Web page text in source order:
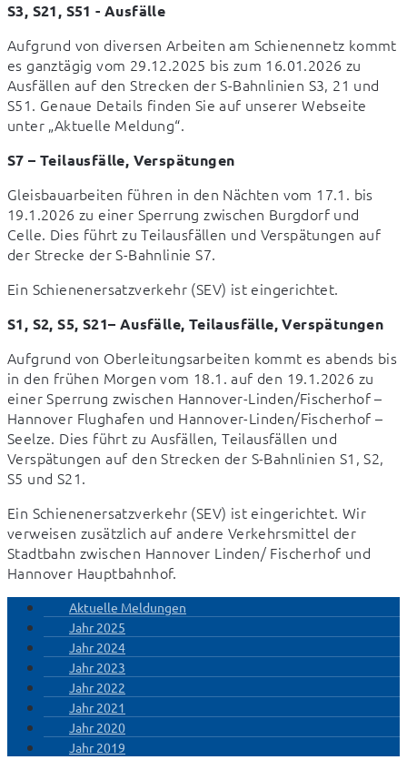
S3, S21, S51 - Ausfälle
Aufgrund von diversen Arbeiten am Schienennetz kommt
es ganztägig vom 29.12.2025 bis zum 16.01.2026 zu
Ausfällen auf den Strecken der S-Bahnlinien S3, 21 und
S51. Genaue Details finden Sie auf unserer Webseite
unter „Aktuelle Meldung“.
S7 – Teilausfälle, Verspätungen
Gleisbauarbeiten führen in den Nächten vom 17.1. bis
19.1.2026 zu einer Sperrung zwischen Burgdorf und
Celle. Dies führt zu Teilausfällen und Verspätungen auf
der Strecke der S-Bahnlinie S7.
Ein Schienenersatzverkehr (SEV) ist eingerichtet.
S1, S2, S5, S21– Ausfälle, Teilausfälle, Verspätungen
Aufgrund von Oberleitungsarbeiten kommt es abends bis
in den frühen Morgen vom 18.1. auf den 19.1.2026 zu
einer Sperrung zwischen Hannover-Linden/Fischerhof –
Hannover Flughafen und Hannover-Linden/Fischerhof –
Seelze. Dies führt zu Ausfällen, Teilausfällen und
Verspätungen auf den Strecken der S-Bahnlinien S1, S2,
S5 und S21.
Ein Schienenersatzverkehr (SEV) ist eingerichtet. Wir
verweisen zusätzlich auf andere Verkehrsmittel der
Stadtbahn zwischen Hannover Linden/ Fischerhof und
Hannover Hauptbahnhof.
Aktuelle Meldungen
Jahr 2025
Jahr 2024
Jahr 2023
Jahr 2022
Jahr 2021
Jahr 2020
Jahr 2019